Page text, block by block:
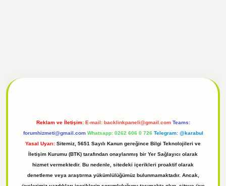
Reklam ve İletişim: E-mail: backlinkpaneli@gmail.com Teams:
forumhizmeti@gmail.com Whatsapp: 0262 606 0 726 Telegram: @karabul
Yasal Uyarı: Sitemiz, 5651 Sayılı Kanun gereğince Bilgi Teknolojileri ve
İletişim Kurumu (BTK) tarafından onaylanmış bir Yer Sağlayıcı olarak
hizmet vermektedir. Bu nedenle, sitedeki içerikleri proaktif olarak
denetleme veya araştırma yükümlülüğümüz bulunmamaktadır. Ancak,